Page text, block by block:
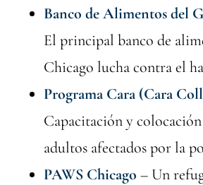
Banco de Alimentos del
El principal banco de
Chicago lucha contra el
Programa Cara (Cara
Capacitación y
adultos afectados por la
PAWS Chicago – Un